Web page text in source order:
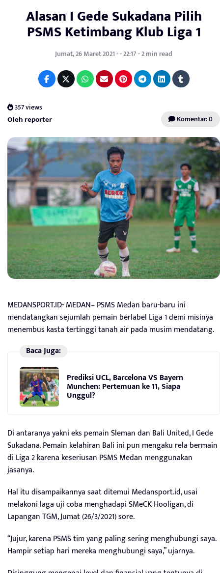
Alasan I Gede Sukadana Pilih
PSMS Ketimbang Klub Liga 1
Jumat, 26 Maret 2021 - - 22:17 - 2 min read
357 views
Oleh reporter Komentar: 0
MEDANSPORT.ID- MEDAN– PSMS Medan baru-baru ini
mendatangkan sejumlah pemain berlabel Liga 1 demi misinya
menembus kasta tertinggi tanah air pada musim mendatang.
Baca Juga:
Prediksi UCL, Barcelona VS Bayern
Munchen: Pertemuan ke 11, Siapa
Unggul?
Di antaranya yakni eks pemain Sleman dan Bali United, I Gede
Sukadana. Pemain kelahiran Bali ini pun mengaku rela bermain
di Liga 2 karena keseriusan PSMS Medan menggunakan
jasanya.
Hal itu disampaikannya saat ditemui Medansport.id, usai
melakoni laga uji coba menghadapi SMeCK Hooligan, di
Lapangan TGM, Jumat (26/3/2021) sore.
“Jujur, karena PSMS tim yang paling sering menghubungi saya.
Hampir setiap hari mereka menghubungi saya,” ujarnya.